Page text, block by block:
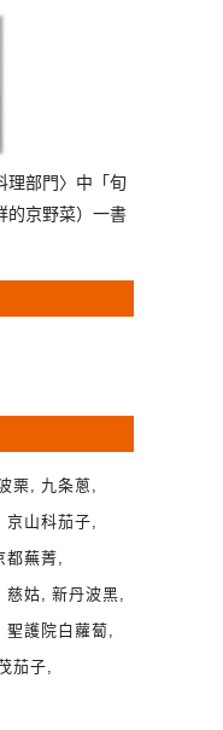
理部門〉中「旬
的京野菜）一書
栗
九条蔥
京山科茄子
都蕪菁
慈姑
新丹波黑
聖護院白蘿蔔
茄子